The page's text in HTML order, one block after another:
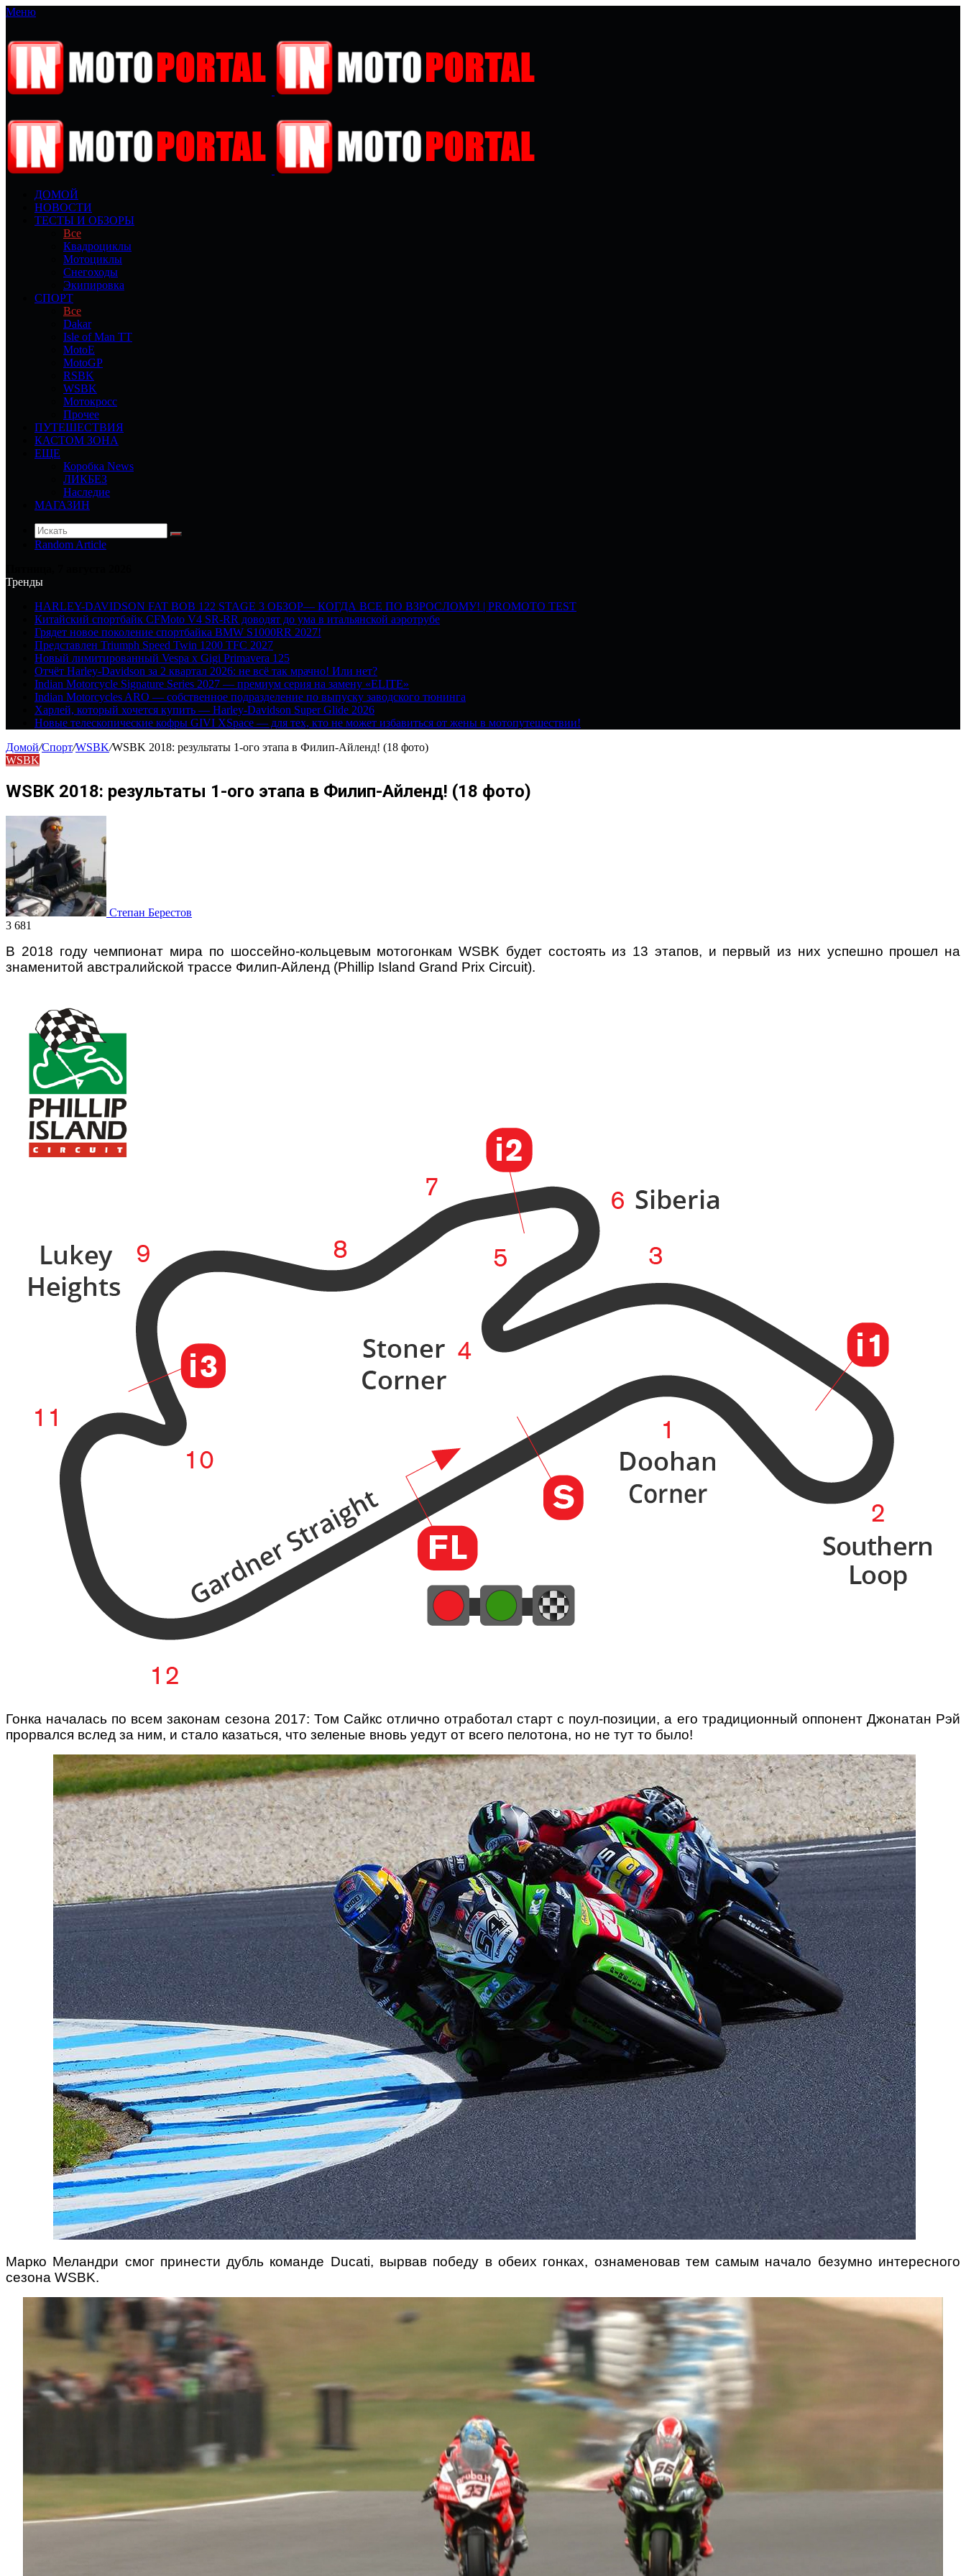
Меню
ДОМОЙ
НОВОСТИ
ТЕСТЫ И ОБЗОРЫ
Все
Квадроциклы
Мотоциклы
Снегоходы
Экипировка
СПОРТ
Все
Dakar
Isle of Man TT
MotoE
MotoGP
RSBK
WSBK
Мотокросс
Прочее
ПУТЕШЕСТВИЯ
КАСТОМ ЗОНА
ЕЩЕ
Коробка News
ЛИКБЕЗ
Наследие
МАГАЗИН
Random Article
Тренды
HARLEY-DAVIDSON FAT BOB 122 STAGE 3 ОБЗОР— КОГДА ВСЕ ПО ВЗРОСЛОМУ! | PROMOTO TEST
Китайский спортбайк CFMoto V4 SR-RR доводят до ума в итальянской аэротрубе
Грядет новое поколение спортбайка BMW S1000RR 2027!
Представлен Triumph Speed Twin 1200 TFC 2027
Новый лимитированный Vespa x Gigi Primavera 125
Отчёт Harley-Davidson за 2 квартал 2026: не всё так мрачно! Или нет?
Indian Motorcycle Signature Series 2027 — премиум серия на замену «ELITE»
Indian Motorcycles ARO — собственное подразделение по выпуску заводского тюнинга
Харлей, который хочется купить — Harley-Davidson Super Glide 2026
Новые телескопические кофры GIVI XSpace — для тех, кто не может избавиться от жены в мотопутешествии!
Домой/Спорт/WSBK/WSBK 2018: результаты 1-ого этапа в Филип-Айленд! (18 фото)
WSBK
WSBK 2018: результаты 1-ого этапа в Филип-Айленд! (18 фото)
Степан Берестов
3 681
В 2018 году чемпионат мира по шоссейно-кольцевым мотогонкам WSBK будет состоять из 13 этапов, и первый из них успешно прошел на
знаменитой австралийской трассе Филип-Айленд (Phillip Island Grand Prix Circuit).
Гонка началась по всем законам сезона 2017: Том Сайкс отлично отработал старт с поул-позиции, а его традиционный оппонент Джонатан Рэй
прорвался вслед за ним, и стало казаться, что зеленые вновь уедут от всего пелотона, но не тут то было!
Марко Меландри смог принести дубль команде Ducati, вырвав победу в обеих гонках, ознаменовав тем самым начало безумно интересного
сезона WSBK.